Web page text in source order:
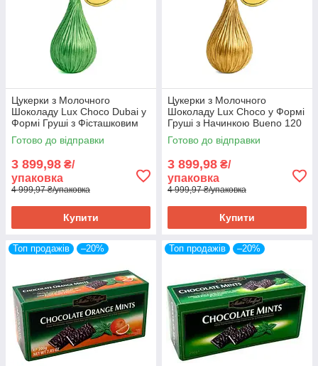
Цукерки з Молочного
Шоколаду Lux Choco Dubai у
Формі Груші з Фісташковим
Кремом 120 штук по 25 г
всього 3 кг Об'єднані
Арабські Ем
Готово до відправки
3 899,98 ₴/
упаковка
4 999,97 ₴/упаковка
Купити
Цукерки з Молочного
Шоколаду Lux Choco у Формі
Груші з Начинкою Bueno 120
штук по 25 г всього 3 кг
Об'єднані Арабські Емірати
Готово до відправки
3 899,98 ₴/
упаковка
4 999,97 ₴/упаковка
Купити
Топ продажів –20% Топ продажів –20%